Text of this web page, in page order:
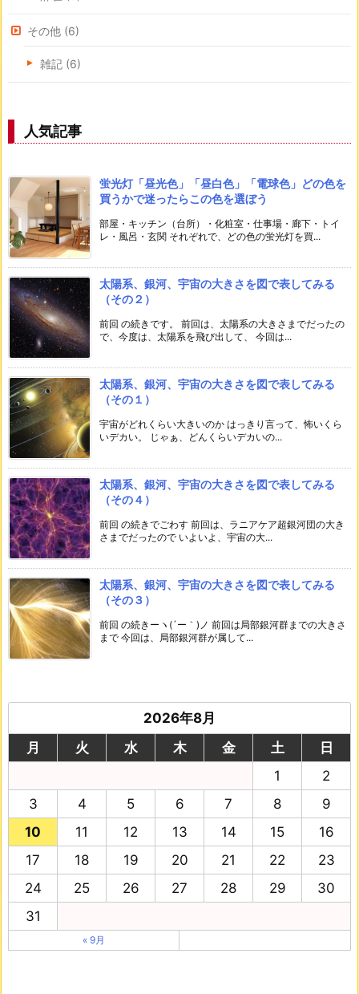
その他 (6)
雑記 (6)
人気記事
蛍光灯「昼光色」「昼白色」「電球色」どの色を
買うかで迷ったらこの色を選ぼう
部屋・キッチン（台所）・化粧室・仕事場・廊下・トイ
レ・風呂・玄関 それぞれで、どの色の蛍光灯を買...
太陽系、銀河、宇宙の大きさを図で表してみる
（その２）
前回 の続きです。 前回は、太陽系の大きさまでだったの
で、今度は、太陽系を飛び出して、 今回は...
太陽系、銀河、宇宙の大きさを図で表してみる
（その１）
宇宙がどれくらい大きいのか はっきり言って、怖いくら
いデカい。 じゃぁ、どんくらいデカいの...
太陽系、銀河、宇宙の大きさを図で表してみる
（その４）
前回 の続きでごわす 前回は、ラニアケア超銀河団の大き
さまでだったので いよいよ、宇宙の大...
太陽系、銀河、宇宙の大きさを図で表してみる
（その３）
前回 の続きーヽ(´ー｀)ノ 前回は局部銀河群までの大きさ
まで 今回は、局部銀河群が属して...
2026年8月
月
火 水 木 金 土
日
1
2
3
4 5 6 7 8
9
10
11 12 13 14 15
16
17
18 19 20 21 22
23
24
25 26 27 28 29
30
31
« 9月